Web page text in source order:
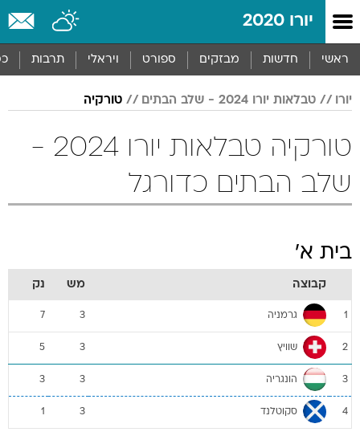
יורו 2020
ראשי חדשות מבזקים ספורט ויראלי תרבות
יורו טבלאות יורו 2024 - שלב הבתים טורקיה
טורקיה טבלאות יורו 2024 -
שלב הבתים כדורגל
בית א'
קבוצה מש נק
1 גרמניה 3
7
2 שוויץ 3
5
3 הונגריה 3
3
4 סקוטלנד 3
1